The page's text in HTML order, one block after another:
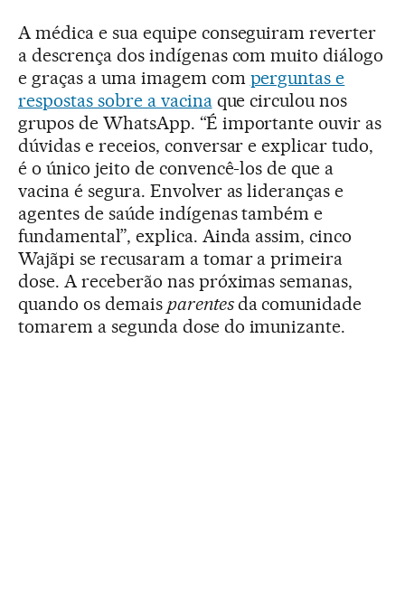
A médica e sua equipe conseguiram reverter
a descrença dos indígenas com muito diálogo
e graças a uma imagem com perguntas e
respostas sobre a vacinaque circulou nos
grupos de WhatsApp. “É importante ouvir as
dúvidas e receios, conversar e explicar tudo,
é o único jeito de convencê-los de que a
vacina é segura. Envolver as lideranças e
agentes de saúde indígenas também e
fundamental”, explica. Ainda assim, cinco
Wajãpi se recusaram a tomar a primeira
dose. A receberão nas próximas semanas,
quando os demais parentesda comunidade
tomarem a segunda dose do imunizante.